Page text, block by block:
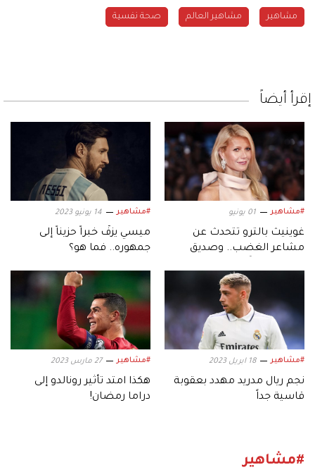
مشاهير مشاهير العالم صحة نفسية
إقرأ أيضاً
#مشاهير 01 يونيو
غوينيث بالترو تتحدث عن
مشاعر الغضب.. وصديق
#مشاهير 14 يونيو 2023
ميسي يزفُّ خبراً حزيناً إلى
جمهوره.. فما هو؟
#مشاهير 18 ابريل 2023
نجم ريال مدريد مهدد بعقوبة
قاسية جداً
#مشاهير 27 مارس 2023
هكذا امتد تأثير رونالدو إلى
دراما رمضان!
#مشاهير